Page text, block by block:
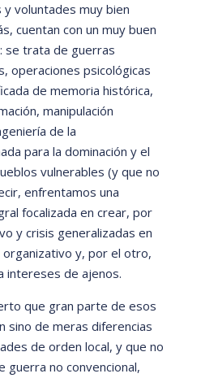
voluntades muy bien
s, cuentan con un muy buen
se trata de guerras
operaciones psicológicas
de memoria histórica,
manipulación
a de la
para la dominación y el
vulnerables (y que no
enfrentamos una
focalizada en crear, por
y crisis generalizadas en
y, por el otro,
intereses de ajenos.
que gran parte de esos
sino de meras diferencias
de orden local, y que no
guerra no convencional,